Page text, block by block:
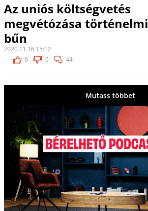
Az uniós költségvetés
megvétózása történelmi
bűn
2020.11.16 15:12
0
0 44
Mutass többet